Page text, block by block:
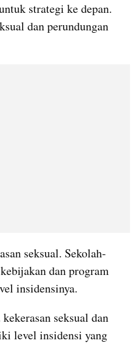
strategi ke depan.
dan perundungan
seksual. Sekolah-
dan program
insidensinya.
seksual dan
level insidensi yang